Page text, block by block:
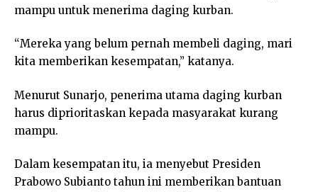
mampu untuk menerima daging kurban.
“Mereka yang belum pernah membeli daging, mari
kita memberikan kesempatan,” katanya.
Menurut Sunarjo, penerima utama daging kurban
harus diprioritaskan kepada masyarakat kurang
mampu.
Dalam kesempatan itu, ia menyebut Presiden
Prabowo Subianto tahun ini memberikan bantuan